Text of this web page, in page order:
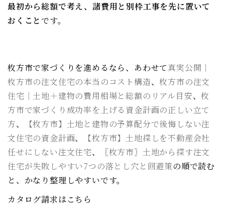
最初から総額で考え、諸費用と別枠工事を先に置いて
おくことです。
枚方市で家づくりを進めるなら、あわせて真実公開｜
枚方市の注文住宅の本当のコスト構造、枚方市の注文
住宅｜土地＋建物の費用相場と総額のリアル目安、枚
方市で家づくり成功率を上げる資金計画の正しい立て
方、
【枚方市】土地と建物の予算配分で後悔しない注
文住宅の資金計画、
【枚方市】土地探しを不動産会社
任せにしない注文住宅、
〖枚方市〗土地から探す注文
住宅が失敗しやすい7つの落とし穴と回避策の順で読む
と、かなり整理しやすいです。
カタログ請求はこちら